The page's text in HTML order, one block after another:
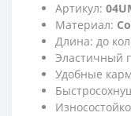
Артикул:
Материал:
Длина: до
Эластичный
Удобные